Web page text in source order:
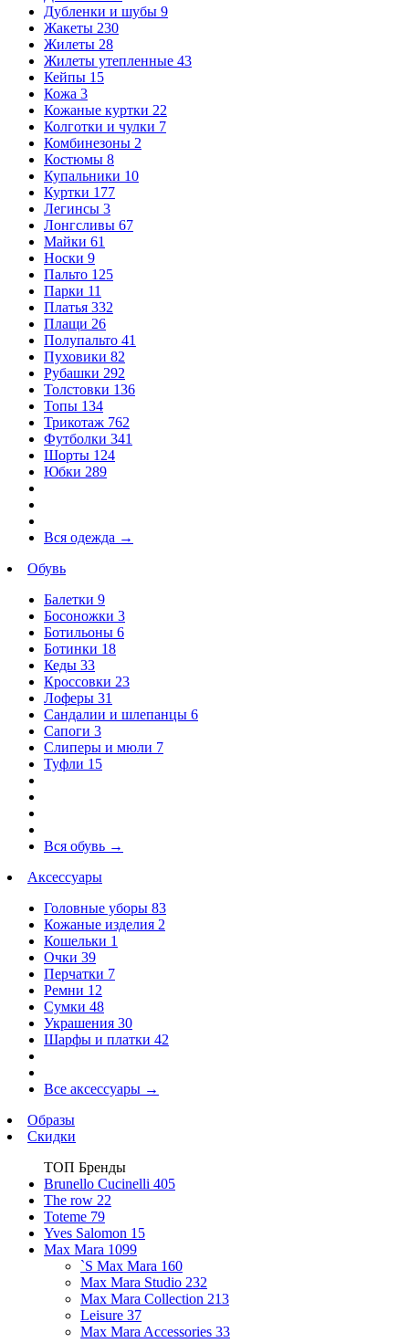
Дубленки и шубы 9
Жакеты 230
Жилеты 28
Жилеты утепленные 43
Кейпы 15
Кожа 3
Кожаные куртки 22
Колготки и чулки 7
Комбинезоны 2
Костюмы 8
Купальники 10
Куртки 177
Легинсы 3
Лонгсливы 67
Майки 61
Носки 9
Пальто 125
Парки 11
Платья 332
Плащи 26
Полупальто 41
Пуховики 82
Рубашки 292
Толстовки 136
Топы 134
Трикотаж 762
Футболки 341
Шорты 124
Юбки 289
Вся одежда →
Обувь
Балетки 9
Босоножки 3
Ботильоны 6
Ботинки 18
Кеды 33
Кроссовки 23
Лоферы 31
Сандалии и шлепанцы 6
Сапоги 3
Слиперы и мюли 7
Туфли 15
Вся обувь →
Аксессуары
Головные уборы 83
Кожаные изделия 2
Кошельки 1
Очки 39
Перчатки 7
Ремни 12
Сумки 48
Украшения 30
Шарфы и платки 42
Все аксессуары →
Образы
Скидки
ТОП Бренды
Brunello Cucinelli 405
The row 22
Toteme 79
Yves Salomon 15
Max Mara 1099
`S Max Mara 160
Max Mara Studio 232
Max Mara Collection 213
Leisure 37
Max Mara Accessories 33